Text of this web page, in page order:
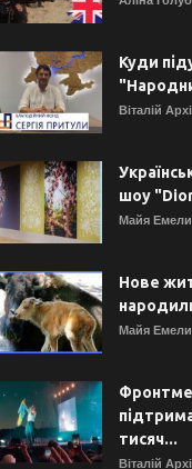
Куди
Віталій
шоу
Майя
Нове
Майя
тисяч...
Віталій